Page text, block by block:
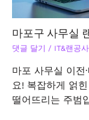
마포구 사무실
댓글 달기 / IT&랜공
마포 사무실 이전
요! 복잡하게 얽
떨어뜨리는 주범